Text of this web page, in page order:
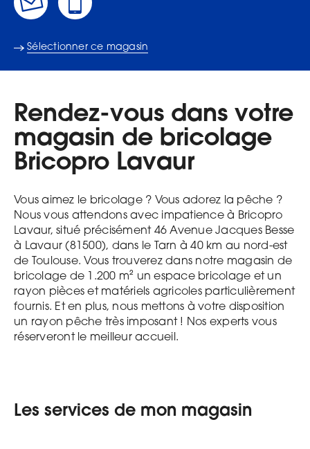
Sélectionner ce magasin
Rendez-vous dans votre
magasin de bricolage
Bricopro Lavaur
Vous aimez le bricolage ? Vous adorez la pêche ?
Nous vous attendons avec impatience à Bricopro
Lavaur, situé précisément 46 Avenue Jacques Besse
à Lavaur (81500), dans le Tarn à 40 km au nord-est
de Toulouse. Vous trouverez dans notre magasin de
bricolage de 1.200 m² un espace bricolage et un
rayon pièces et matériels agricoles particulièrement
fournis. Et en plus, nous mettons à votre disposition
un rayon pêche très imposant ! Nos experts vous
réserveront le meilleur accueil.
Les services de mon magasin